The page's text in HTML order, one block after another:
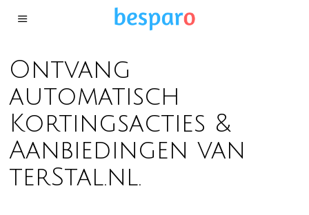
Ontvang
automatisch
Kortingsacties &
Aanbiedingen van
terStal.nl.